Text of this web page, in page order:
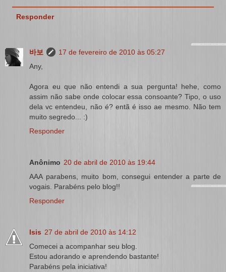
Responder
바보
17 de fevereiro de 2010 às 05:27
Any,
Agora eu que não entendi a sua pergunta! hehe, como
assim não sabe onde colocar essa consoante? Tipo, o uso
dela vc entendeu, não é? entã é isso ae mesmo. Não tem
muito segredo... :)
Responder
Anônimo 20 de abril de 2010 às 19:44
AAA parabens, muito bom, consegui entender a parte de
vogais. Parabéns pelo blog!!
Responder
Isis 27 de abril de 2010 às 14:12
Comecei a acompanhar seu blog.
Estou adorando e aprendendo bastante!
Parabéns pela iniciativa!